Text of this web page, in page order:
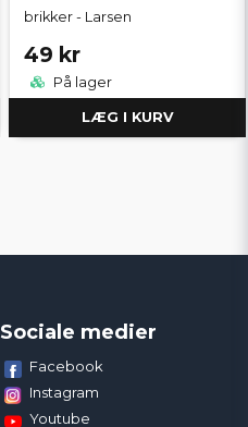
brikker - Larsen
49 kr
På lager
LÆG I KURV
Sociale medier
Facebook
Instagram
Youtube